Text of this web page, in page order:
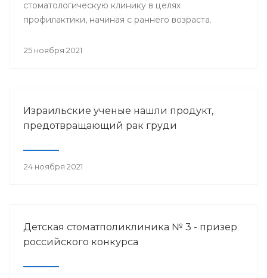
стоматологическую клинику в целях
профилактики, начиная с раннего возраста.
25 ноября 2021
Израильские ученые нашли продукт,
предотвращающий рак груди
24 ноября 2021
Детская стоматполиклиника № 3 - призер
российского конкурса